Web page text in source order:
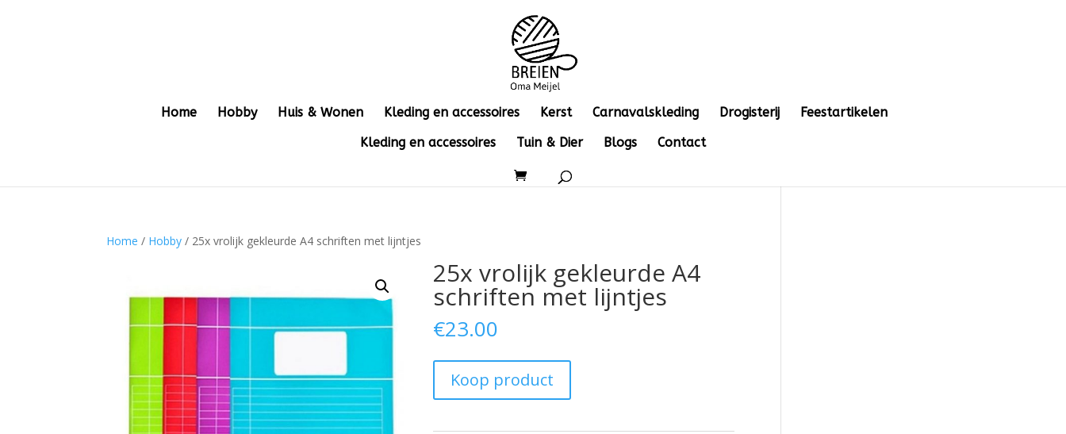
Home Hobby Huis & Wonen Kleding en accessoires Kerst Carnavalskleding Drogisterij
Feestartikelen
Kleding en accessoires
Tuin & Dier Blogs Contact
Home / Hobby / 25x vrolijk gekleurde A4 schriften met lijntjes
25x vrolijk gekleurde A4
schriften met lijntjes
€23.00
Koop product